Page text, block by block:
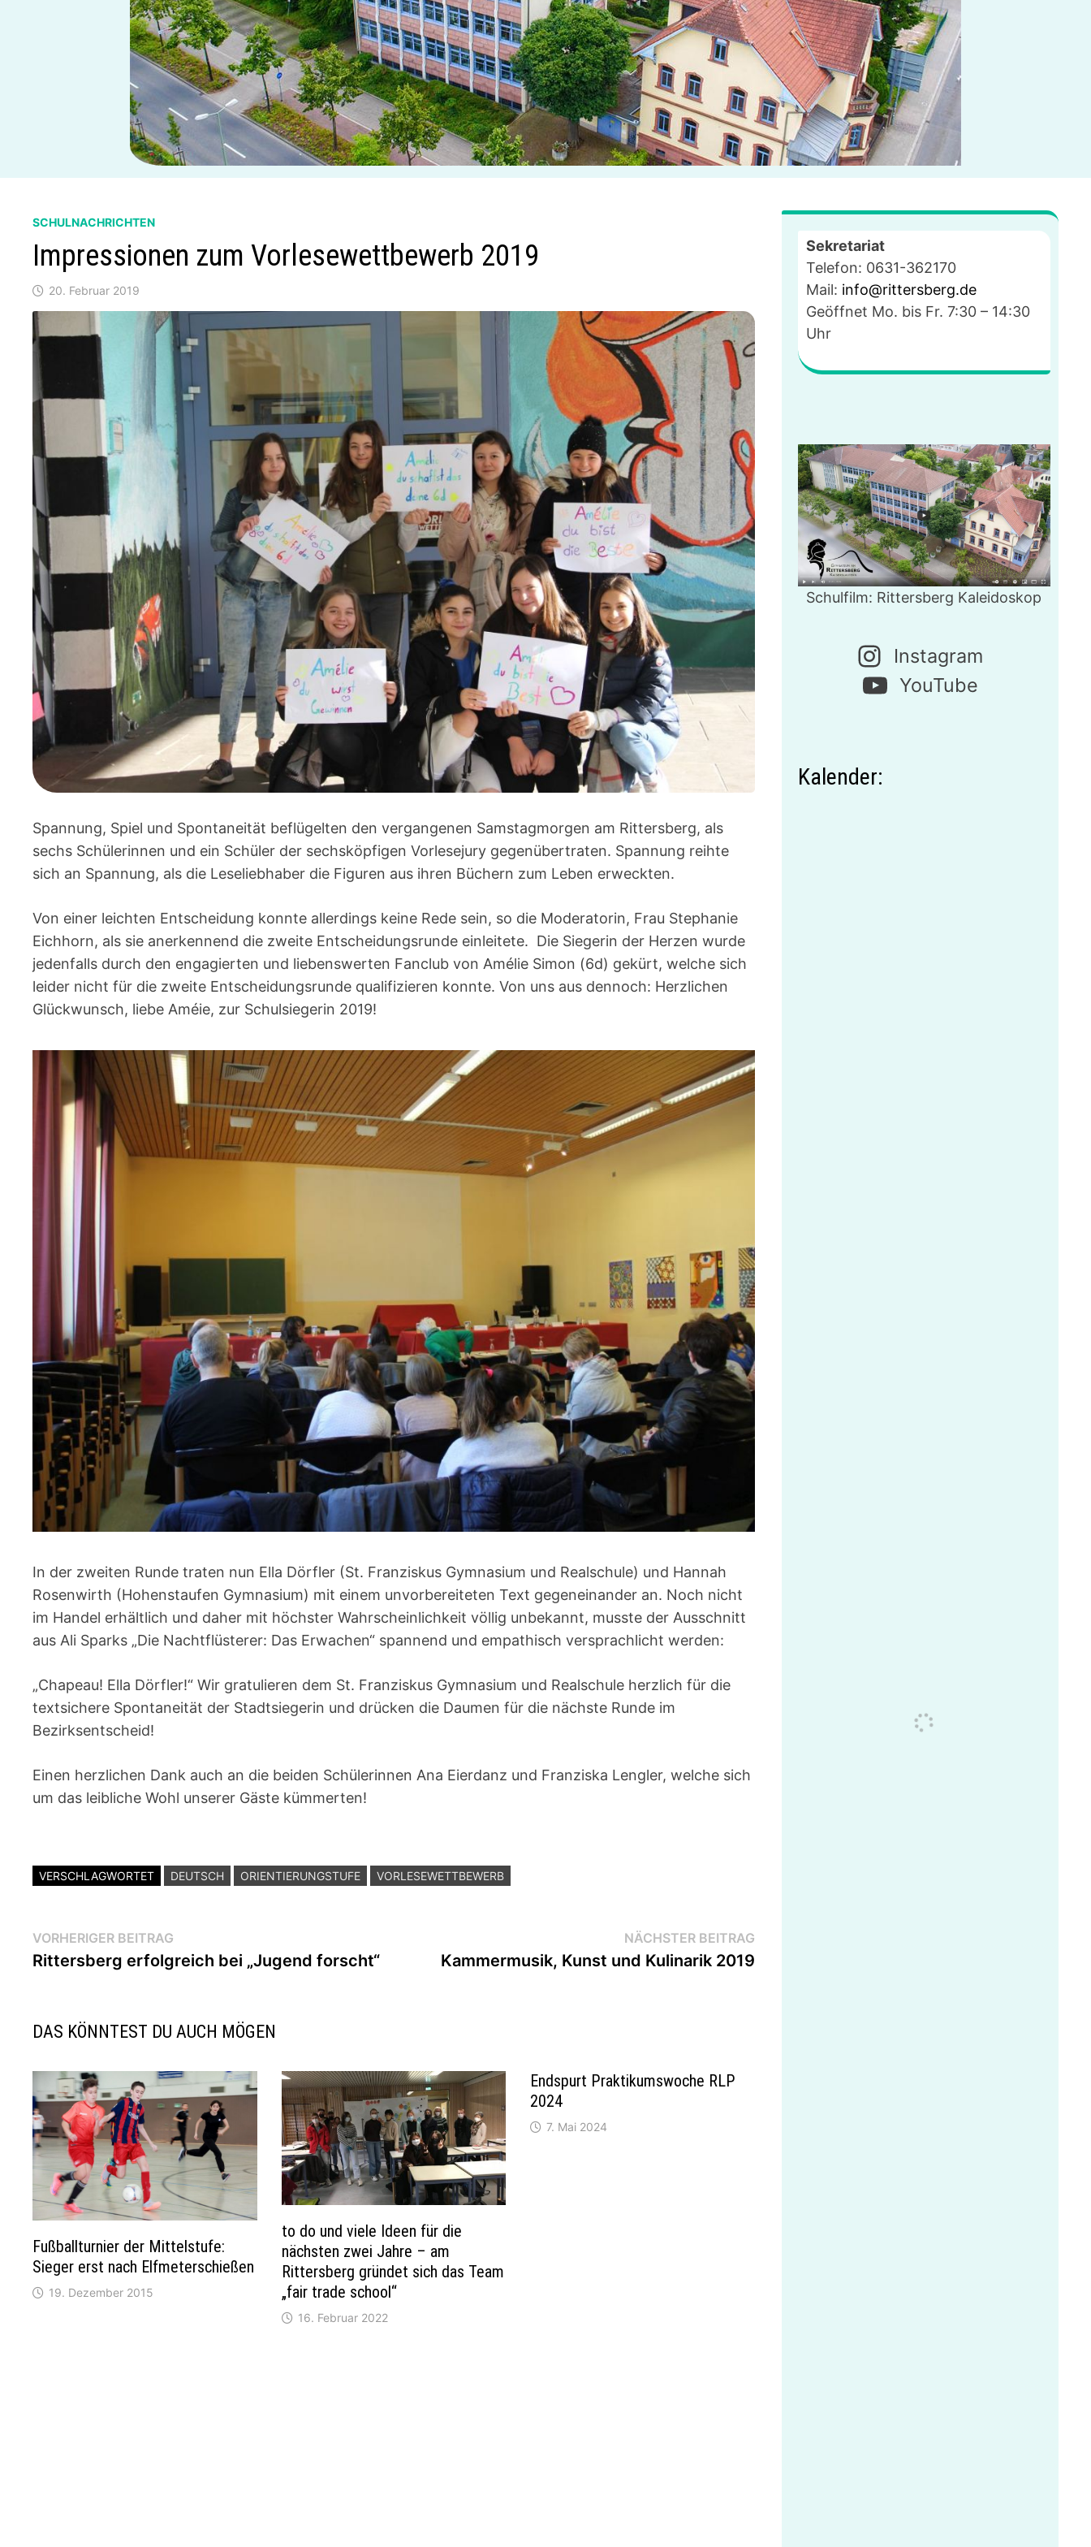
SCHULNACHRICHTEN
Impressionen zum Vorlesewettbewerb 2019
20. Februar 2019
Spannung, Spiel und Spontaneität beflügelten den vergangenen Samstagmorgen am Rittersberg, als
sechs Schülerinnen und ein Schüler der sechsköpfigen Vorlesejury gegenübertraten. Spannung reihte
sich an Spannung, als die Leseliebhaber die Figuren aus ihren Büchern zum Leben erweckten.
Von einer leichten Entscheidung konnte allerdings keine Rede sein, so die Moderatorin, Frau Stephanie
Eichhorn, als sie anerkennend die zweite Entscheidungsrunde einleitete. Die Siegerin der Herzen wurde
jedenfalls durch den engagierten und liebenswerten Fanclub von Amélie Simon (6d) gekürt, welche sich
leider nicht für die zweite Entscheidungsrunde qualifizieren konnte. Von uns aus dennoch: Herzlichen
Glückwunsch, liebe Améie, zur Schulsiegerin 2019!
In der zweiten Runde traten nun Ella Dörfler (St. Franziskus Gymnasium und Realschule) und Hannah
Rosenwirth (Hohenstaufen Gymnasium) mit einem unvorbereiteten Text gegeneinander an. Noch nicht
im Handel erhältlich und daher mit höchster Wahrscheinlichkeit völlig unbekannt, musste der Ausschnitt
aus Ali Sparks „Die Nachtflüsterer: Das Erwachen“ spannend und empathisch versprachlicht werden:
„Chapeau! Ella Dörfler!“ Wir gratulieren dem St. Franziskus Gymnasium und Realschule herzlich für die
textsichere Spontaneität der Stadtsiegerin und drücken die Daumen für die nächste Runde im
Bezirksentscheid!
Einen herzlichen Dank auch an die beiden Schülerinnen Ana Eierdanz und Franziska Lengler, welche sich
um das leibliche Wohl unserer Gäste kümmerten!
VERSCHLAGWORTET DEUTSCH ORIENTIERUNGSTUFE VORLESEWETTBEWERB
Beitragsnavigation
VORHERIGER BEITRAG
Beitrag:
Rittersberg erfolgreich bei „Jugend forscht“
NÄCHSTER BEITRAGNächster
Beitrag:
Kammermusik, Kunst und Kulinarik 2019
DAS KÖNNTEST DU AUCH MÖGEN
Fußballturnier der Mittelstufe:
Sieger erst nach Elfmeterschießen
19. Dezember 2015
to do und viele Ideen für die
nächsten zwei Jahre – am
Rittersberg gründet sich das Team
„fair trade school“
16. Februar 2022
Endspurt Praktikumswoche RLP
2024
7. Mai 2024
Sekretariat
Telefon: 0631-362170
Mail: info@rittersberg.de
Geöffnet Mo. bis Fr. 7:30 – 14:30
Uhr
Schulfilm: Rittersberg Kaleidoskop
Instagram
YouTube
Kalender: